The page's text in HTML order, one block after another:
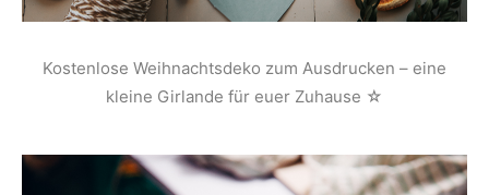
Kostenlose Weihnachtsdeko zum Ausdrucken – eine
kleine Girlande für euer Zuhause ☆